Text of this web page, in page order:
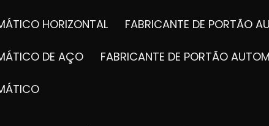
HORIZONTAL FABRICANTE DE PORTÃO
DE AÇO FABRICANTE DE PORTÃO